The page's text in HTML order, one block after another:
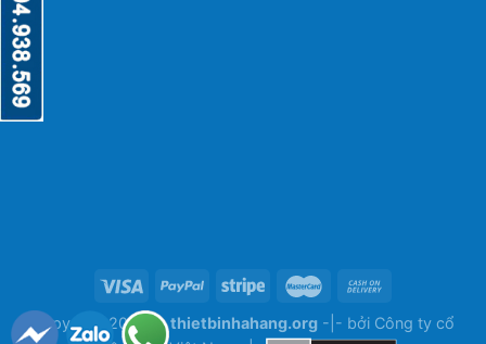
Copyright 2026 ©thietbinhahang.org -|- bởi Công ty cổ